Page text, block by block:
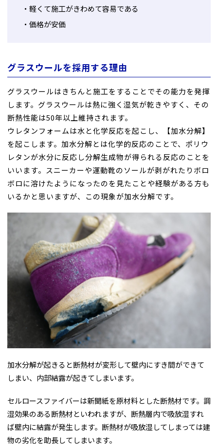
軽くて施工がきわめて容易である
価格が安価
グラスウールを採用する理由
グラスウールはきちんと施工をすることでその能力を発揮
します。グラスウールは熱に強く湿気が乾きやすく、その
断熱性能は50年以上維持されます。
ウレタンフォームは水と化学反応を起こし、【加水分解】
を起こします。加水分解とは化学的反応のことで、ポリウ
レタンが水分に反応し分解生成物が得られる反応のことを
いいます。スニーカーや運動靴のソールが剥がれたりボロ
ボロに溶けたようになったのを見たことや経験がある方も
いるかと思いますが、この現象が加水分解です。
加水分解が起きると断熱材が変形して壁内にすき間ができて
しまい、内部結露が起きてしまいます。
セルロースファイバーは新聞紙を原材料とした断熱材です。調
湿効果のある断熱材といわれますが、断熱層内で吸放湿すれ
ば壁内に結露が発生します。断熱材が吸放湿してしまっては建
物の劣化を助長してしまいます。